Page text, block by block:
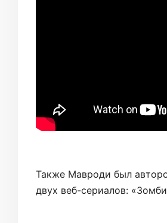
Также Мавроди был
двух веб-сериалов: